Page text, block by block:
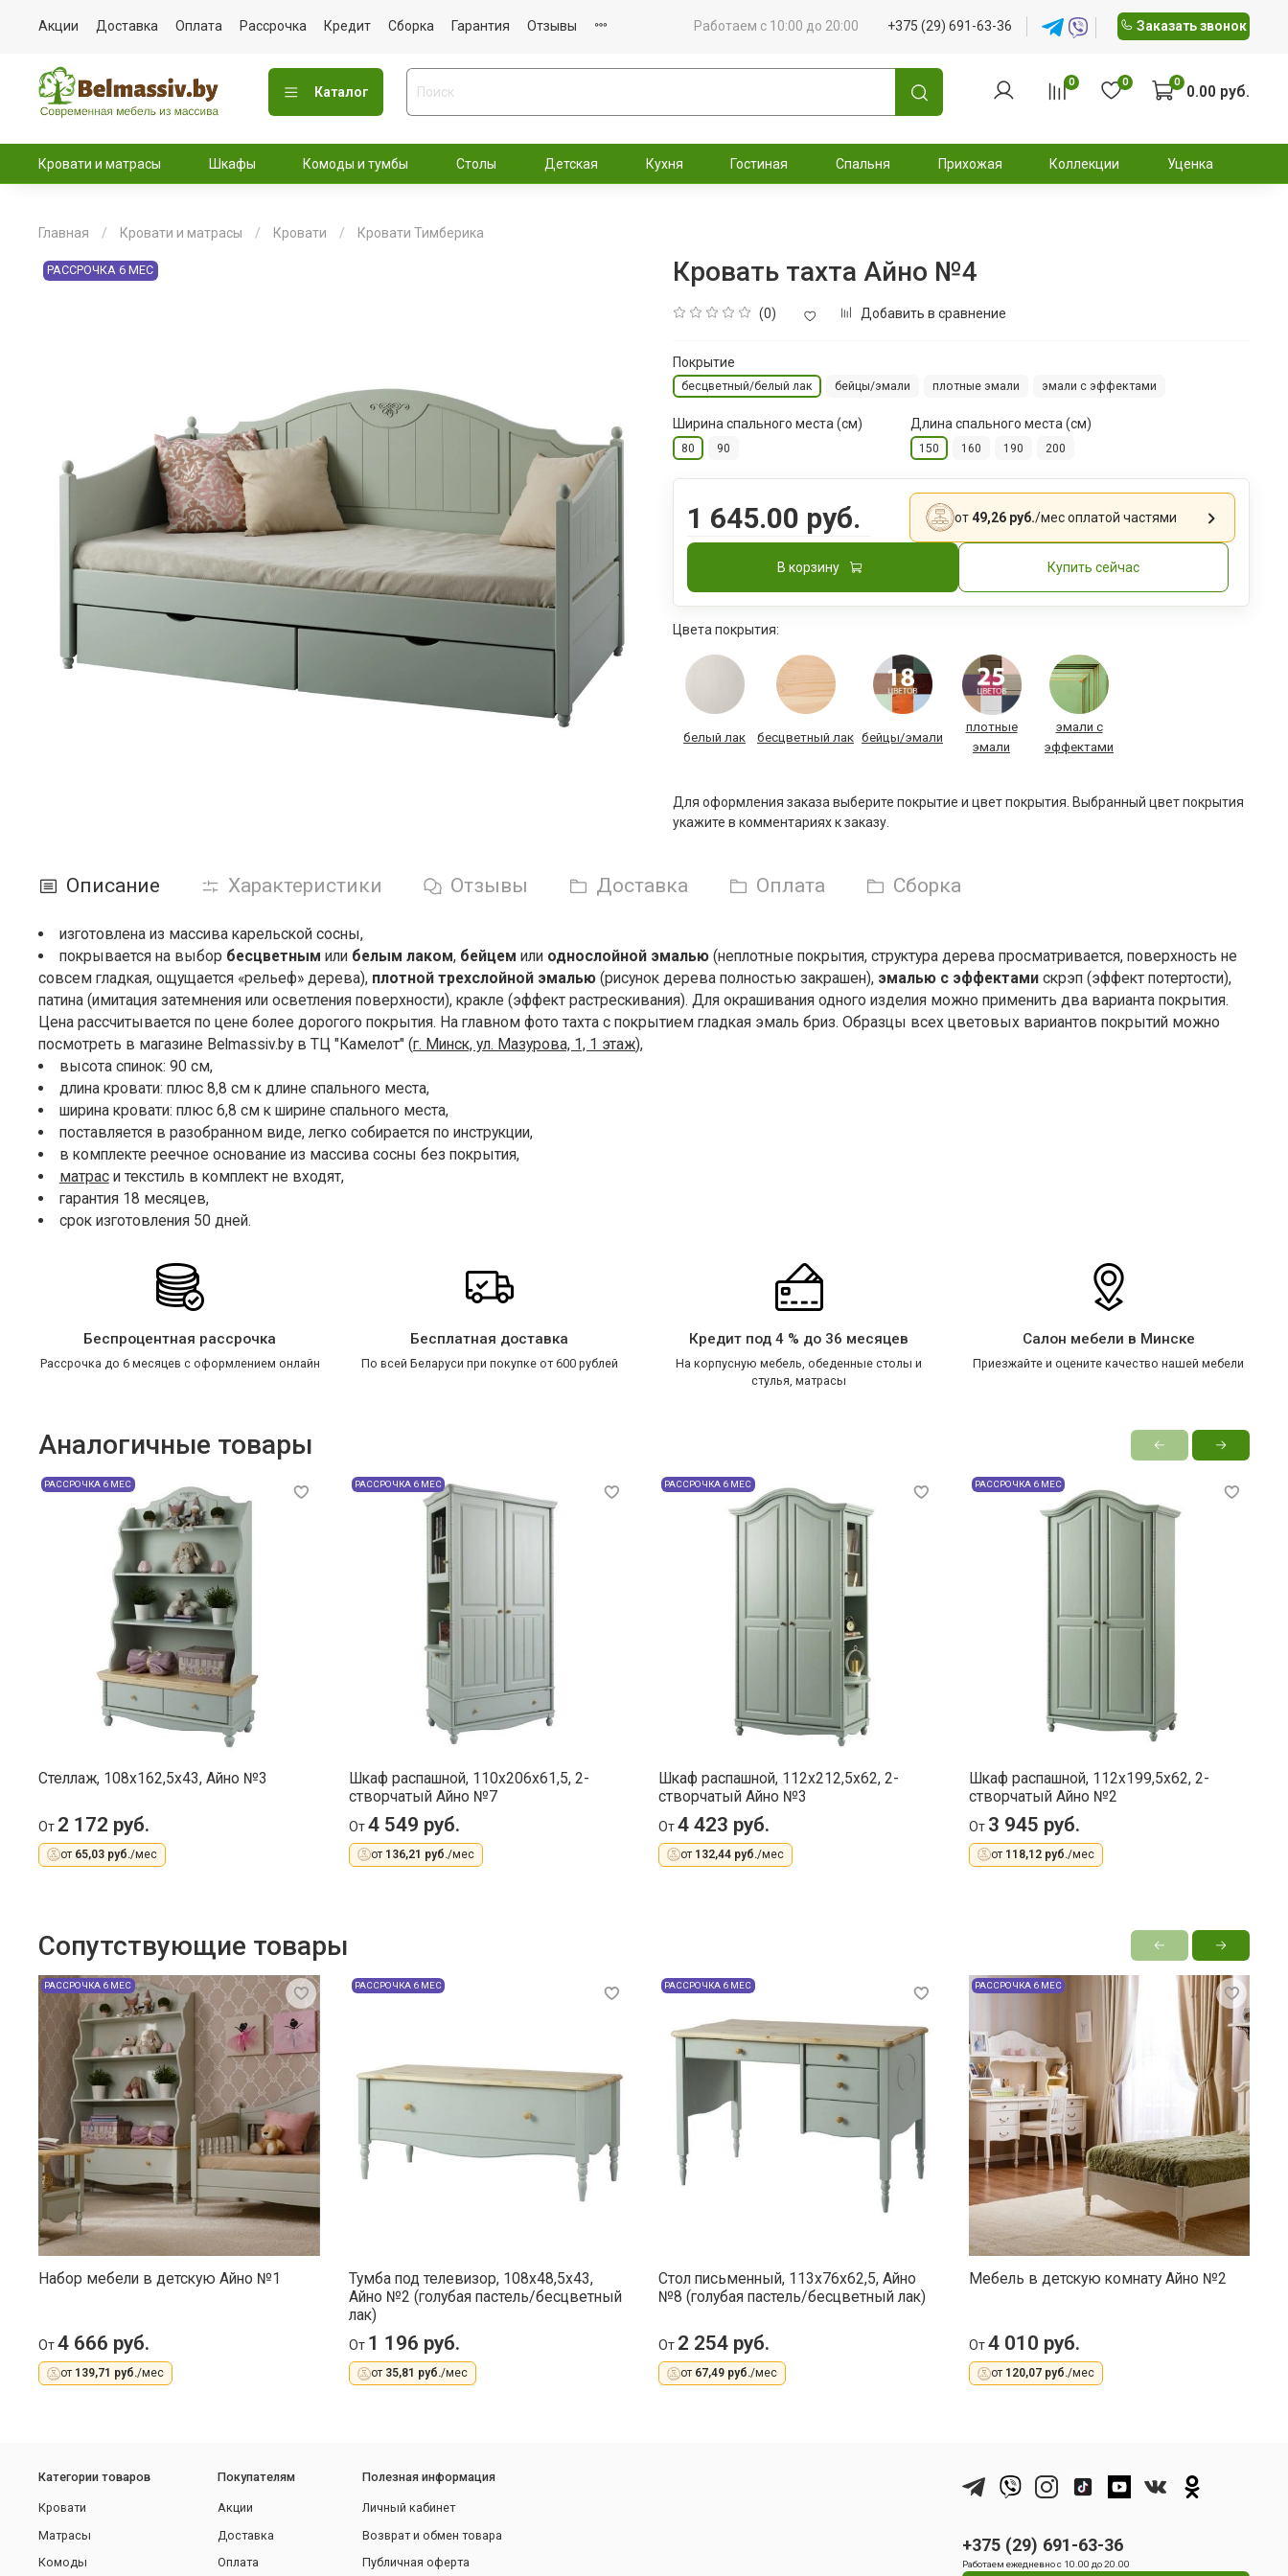
Акции Доставка Оплата Рассрочка Кредит Сборка Гарантия Отзывы Работаем с 10:00 до 20:00 +375 (29) 691-63-36 Заказать звонок
Каталог
0 0 0 0.00 руб.
Кровати и матрасы Шкафы Комоды и тумбы Столы Детская Кухня Гостиная Спальня Прихожая Коллекции Уценка
Главная Кровати и матрасы Кровати Кровати Тимберика
РАССРОЧКА 6 МЕС Кровать тахта Айно №4
(0) Добавить в сравнение
Покрытие
бесцветный/белый лак бейцы/эмали плотные эмали эмали с эффектами
Ширина спального места (см)
80 90
Длина спального места (см)
150 160 190 200
1 645.00 руб. от49,26 руб./месоплатой частями
В корзину Купить сейчас
Цвета покрытия:
белый лак бесцветный лак бейцы/эмали
плотные
эмали
эмали с
эффектами
Для оформления заказа выберите покрытие и цвет покрытия. Выбранный цвет покрытия
укажите в комментариях к заказу.
Описание Характеристики Отзывы Доставка Оплата Сборка
изготовлена из массива карельской сосны,
покрывается на выбор бесцветным или белым лаком, бейцем или однослойной эмалью(неплотные покрытия, структура дерева просматривается, поверхность не
совсем гладкая, ощущается «рельеф» дерева), плотной трехслойной эмалью (рисунок дерева полностью закрашен), эмалью с эффектами скрэп (эффект потертости),
патина (имитация затемнения или осветления поверхности), кракле (эффект растрескивания). Для окрашивания одного изделия можно применить два варианта покрытия.
Цена рассчитывается по цене более дорогого покрытия. На главном фото тахта с покрытием гладкая эмаль бриз. Образцы всех цветовых вариантов покрытий можно
посмотреть в магазине Belmassiv.by в ТЦ "Камелот" (г. Минск, ул. Мазурова, 1, 1 этаж),
высота спинок: 90 см,
длина кровати: плюс 8,8 см к длине спального места,
ширина кровати: плюс 6,8 см к ширине спального места,
поставляется в разобранном виде, легко собирается по инструкции,
в комплекте реечное основание из массива сосны без покрытия,
матраси текстиль в комплект не входят,
гарантия 18 месяцев,
срок изготовления 50 дней.
Беспроцентная рассрочка
Рассрочка до 6 месяцев с оформлением онлайн
Бесплатная доставка
По всей Беларуси при покупке от 600 рублей
Кредит под 4 % до 36 месяцев
На корпусную мебель, обеденные столы и
стулья, матрасы
Салон мебели в Минске
Приезжайте и оцените качество нашей мебели
Аналогичные товары
РАССРОЧКА 6 МЕС
Стеллаж, 108x162,5x43, Айно №3
От 2 172 руб.
от 65,03 руб./мес
РАССРОЧКА 6 МЕС
Шкаф распашной, 110x206x61,5, 2-
створчатый Айно №7
От 4 549 руб.
от 136,21 руб./мес
РАССРОЧКА 6 МЕС
Шкаф распашной, 112x212,5x62, 2-
створчатый Айно №3
От4 423 руб.
от 132,44 руб./мес
РАССРОЧКА 6 МЕС
Шкаф распашной, 112x199,5x62, 2-
створчатый Айно №2
От 3 945 руб.
от 118,12 руб./мес
Сопутствующие товары
РАССРОЧКА 6 МЕС
Набор мебели в детскую Айно №1
От4 666 руб.
от 139,71 руб./мес
РАССРОЧКА 6 МЕС
Тумба под телевизор, 108x48,5x43,
Айно №2 (голубая пастель/бесцветный
лак)
От 1 196 руб.
от 35,81 руб./мес
РАССРОЧКА 6 МЕС
Стол письменный, 113x76x62,5, Айно
№8 (голубая пастель/бесцветный лак)
От 2 254 руб.
от 67,49 руб./мес
РАССРОЧКА 6 МЕС
Мебель в детскую комнату Айно №2
От 4 010 руб.
от 120,07 руб./мес
Категории товаров
Кровати
Матрасы
Комоды
Покупателям
Акции
Доставка
Оплата
Полезная информация
Личный кабинет
Возврат и обмен товара
Публичная оферта
+375 (29) 691-63-36
Работаем ежедневно с 10.00 до 20.00